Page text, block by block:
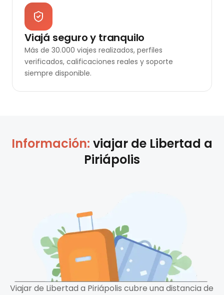
Viajá seguro y tranquilo
Más de 30.000 viajes realizados, perfiles
verificados, calificaciones reales y soporte
siempre disponible.
Información: viajar de Libertad a
Piriápolis
Viajar de Libertad a Piriápolis cubre una distancia de